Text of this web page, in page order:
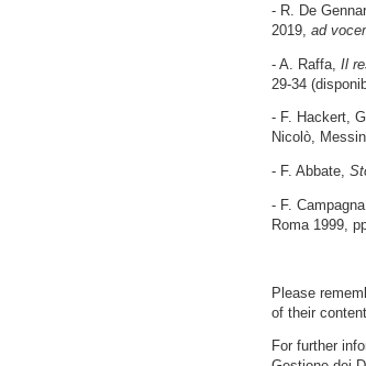
- R. De
2019, ad
- A. Raffa, Il
29-34
- F. Hackert,
Nicolò,
- F. Abbate,
- F.
Roma 1999,
Please
of their
For further